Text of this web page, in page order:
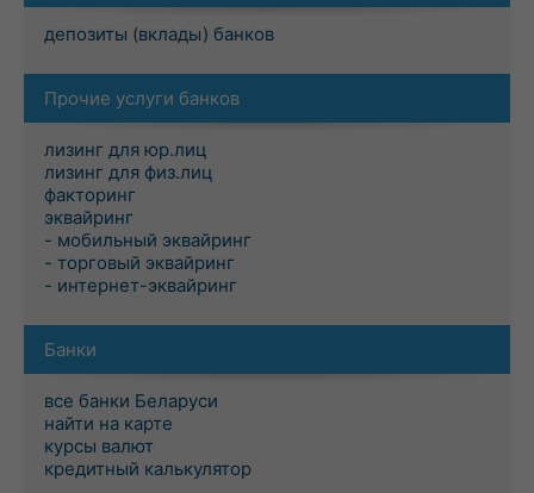
депозиты (вклады) банков
Прочие услуги банков
лизинг для юр.лиц
лизинг для физ.лиц
факторинг
эквайринг
- мобильный эквайринг
- торговый эквайринг
- интернет-эквайринг
Банки
все банки Беларуси
найти на карте
курсы валют
кредитный калькулятор